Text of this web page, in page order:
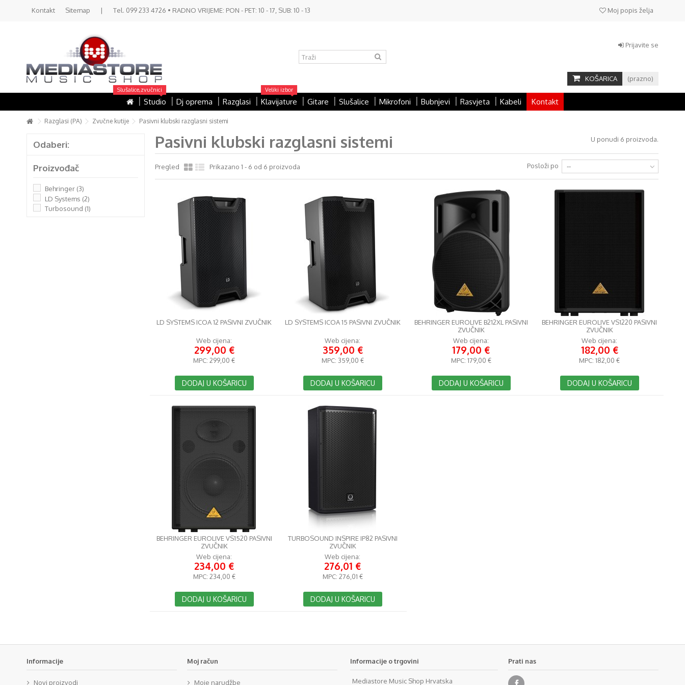
Kontakt Sitemap | Tel. 099 233 4726 • RADNO VRIJEME: PON - PET: 10 - 17, SUB: 10 - 13 Moj popis želja
Prijavite se
KOŠARICA (prazno)
Slušalice,zvučnici
Studio Dj oprema Razglasi
Veliki izbor
Klavijature Gitare Slušalice Mikrofoni Bubnjevi Rasvjeta Kabeli Kontakt
Razglasi (PA) Zvučne kutije Pasivni klubski razglasni sistemi
Pasivni klubski razglasni sistemi U ponudi 6 proizvoda.
Pregled Prikazano 1 - 6 od 6 proizvoda Posloži po --
LD SYSTEMS ICOA 12 PASIVNI ZVUČNIK
Web cijena:
299,00 €
MPC: 299,00 €
DODAJ U KOŠARICU
LD SYSTEMS ICOA 15 PASIVNI ZVUČNIK
Web cijena:
359,00 €
MPC: 359,00 €
DODAJ U KOŠARICU
BEHRINGER EUROLIVE B212XL PASIVNI
ZVUČNIK
Web cijena:
179,00 €
MPC: 179,00 €
DODAJ U KOŠARICU
BEHRINGER EUROLIVE VS1220 PASIVNI
ZVUČNIK
Web cijena:
182,00 €
MPC: 182,00 €
DODAJ U KOŠARICU
BEHRINGER EUROLIVE VS1520 PASIVNI
ZVUČNIK
Web cijena:
234,00 €
MPC: 234,00 €
DODAJ U KOŠARICU
TURBOSOUND INSPIRE IP82 PASIVNI
ZVUČNIK
Web cijena:
276,01 €
MPC: 276,01 €
DODAJ U KOŠARICU
Odaberi:
Proizvođač
Behringer (3)
LD Systems (2)
Turbosound (1)
Informacije
Novi proizvodi
Moj račun
Moje narudžbe
Informacije o trgovini
Mediastore Music Shop Hrvatska
Prati nas